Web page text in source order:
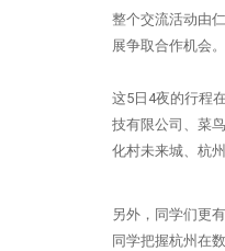
整个交流活动由
展争取合作机会。
这5日4夜的行程
技有限公司、菜
化村未来城、杭
另外，同学们更
同学把握杭州在